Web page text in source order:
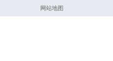
网站地图